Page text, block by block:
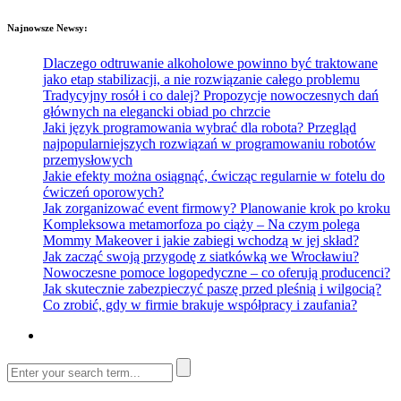
Najnowsze Newsy:
Dlaczego odtruwanie alkoholowe powinno być traktowane
jako etap stabilizacji, a nie rozwiązanie całego problemu
Tradycyjny rosół i co dalej? Propozycje nowoczesnych dań
głównych na elegancki obiad po chrzcie
Jaki język programowania wybrać dla robota? Przegląd
najpopularniejszych rozwiązań w programowaniu robotów
przemysłowych
Jakie efekty można osiągnąć, ćwicząc regularnie w fotelu do
ćwiczeń oporowych?
Jak zorganizować event firmowy? Planowanie krok po kroku
Kompleksowa metamorfoza po ciąży – Na czym polega
Mommy Makeover i jakie zabiegi wchodzą w jej skład?
Jak zacząć swoją przygodę z siatkówką we Wrocławiu?
Nowoczesne pomoce logopedyczne – co oferują producenci?
Jak skutecznie zabezpieczyć paszę przed pleśnią i wilgocią?
Co zrobić, gdy w firmie brakuje współpracy i zaufania?